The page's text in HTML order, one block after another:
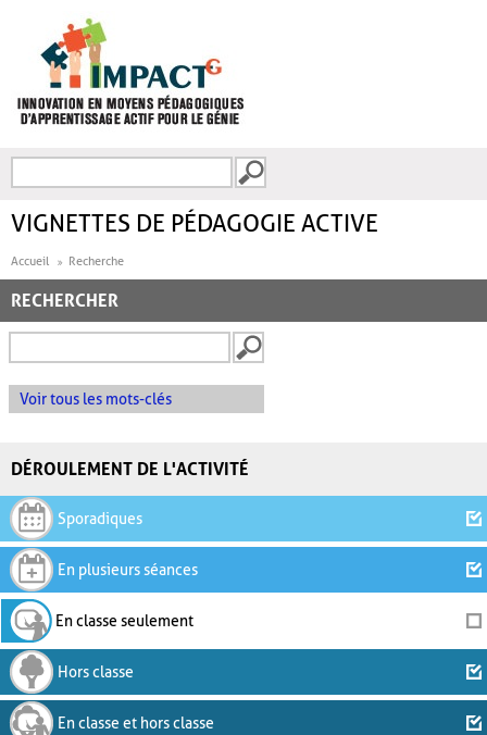
FORMULAIRE DE
VIGNETTES DE PÉDAGOGIE ACTIVE
Accueil Recherche
RECHERCHER
Voir tous les mots-clés
DÉROULEMENT DE L'ACTIVITÉ
Sporadiques
En plusieurs séances
En classe seulement
Hors classe
En classe et hors classe